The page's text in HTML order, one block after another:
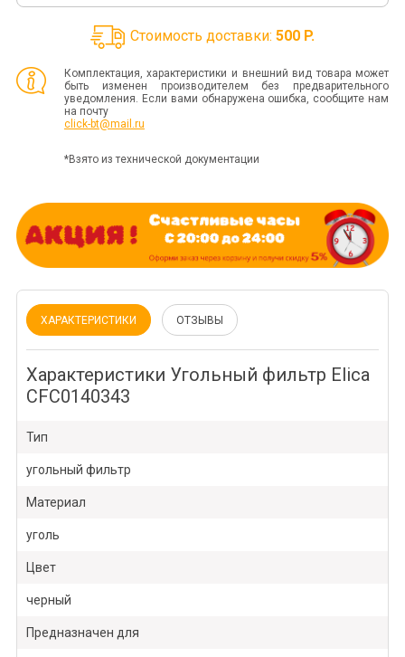
Стоимость доставки: 500 P.
Комплектация, характеристики и внешний вид товара может
быть изменен производителем без предварительного
уведомления. Если вами обнаружена ошибка, сообщите нам
на почту
click-bt@mail.ru
*Взято из технической документации
ХАРАКТЕРИСТИКИ ОТЗЫВЫ
Характеристики Угольный фильтр Elica
CFC0140343
Тип
угольный фильтр
Материал
уголь
Цвет
черный
Предназначен для